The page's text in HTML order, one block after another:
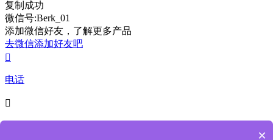
复制成功
微信号:Berk_01
添加微信好友，了解更多产品
去微信添加好友吧

电话

×